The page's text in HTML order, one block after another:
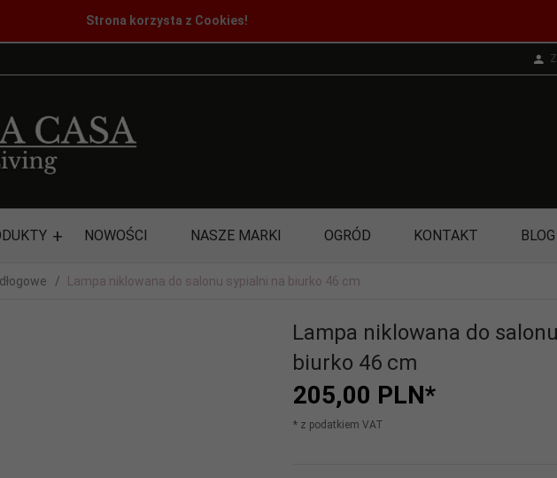
Strona korzysta z Cookies!
NOWOŚCI NASZE MARKI OGRÓD KONTAKT BLOG
Lampa niklowana do salonu sypialni na biurko 46 cm
Lampa niklowana do
biurko 46 cm
205,00 PLN*
* z podatkiem VAT